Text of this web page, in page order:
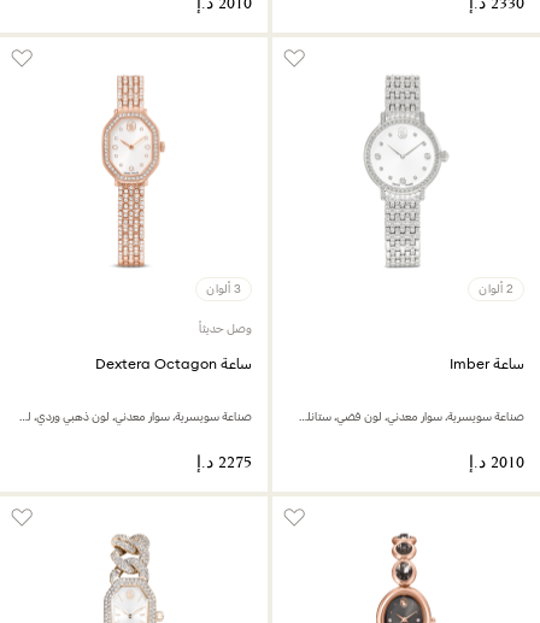
2 ألوان
ساعة Imber
صناعة سويسرية، سوار معدني، لون فضي، ستانلس ستيل
3 ألوان
وصل حديثاً
ساعة Dextera Octagon
صناعة سويسرية، سوار معدني، لون ذهبي وردي، لمسة نهائية بلون ذهبي وردي